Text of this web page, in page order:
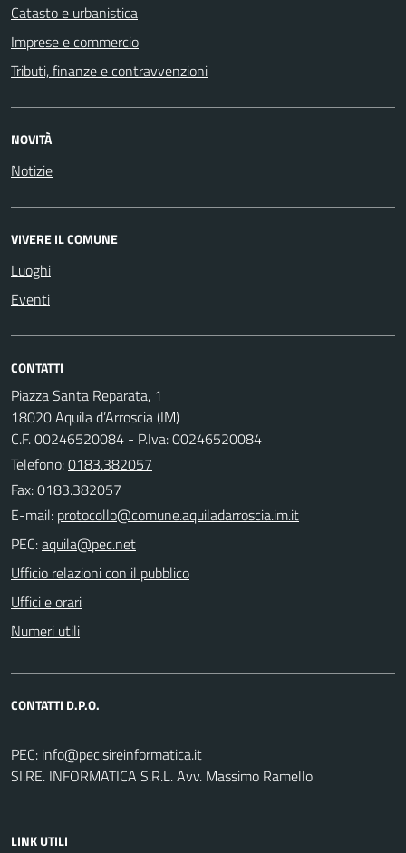
Catasto e urbanistica
Imprese e commercio
Tributi, finanze e contravvenzioni
NOVITÀ
Notizie
VIVERE IL COMUNE
Luoghi
Eventi
CONTATTI
Piazza Santa Reparata, 1
18020 Aquila d’Arroscia (IM)
C.F. 00246520084 - P.Iva: 00246520084
Telefono:0183.382057
Fax: 0183.382057
E-mail:
PEC:
Ufficio relazioni con il pubblico
Uffici e orari
Numeri utili
CONTATTI D.P.O.
PEC:
SI.RE. INFORMATICA S.R.L. Avv. Massimo Ramello
LINK UTILI